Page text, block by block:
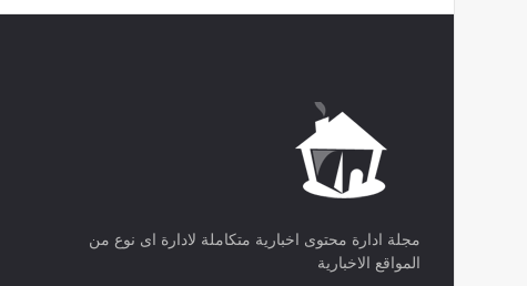
مجلة ادارة محتوى اخبارية متكاملة لادارة اى نوع من
المواقع الاخبارية